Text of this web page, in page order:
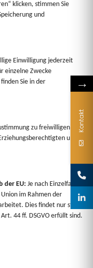
klicken, stimmen Sie
und
Einwilligung jederzeit
einzelne Zwecke
Sie in der
zu freiwilligen
um
der EU: Je nach Einzelfall
im Rahmen der
Dies findet nur statt,
44 ff. DSGVO erfüllt sind.
zu Formatwahl,
→
Kontakt